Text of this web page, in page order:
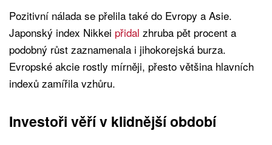
Pozitivní nálada se přelila také do Evropy a Asie.
Japonský index Nikkei přidal zhruba pět procent a
podobný růst zaznamenala i jihokorejská burza.
Evropské akcie rostly mírněji, přesto většina hlavních
indexů zamířila vzhůru.
Investoři věří v klidnější období